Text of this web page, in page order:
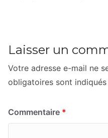
Laisser un
Votre adresse e-mail ne
obligatoires sont indiqués
Commentaire *